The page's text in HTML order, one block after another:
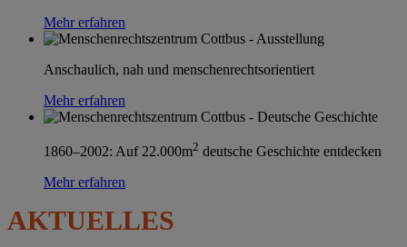
Mehr erfahren
Anschaulich, nah und menschenrechtsorientiert
Mehr erfahren
1860–2002: Auf 22.000m2 deutsche Geschichte entdecken
Mehr erfahren
AKTUELLES